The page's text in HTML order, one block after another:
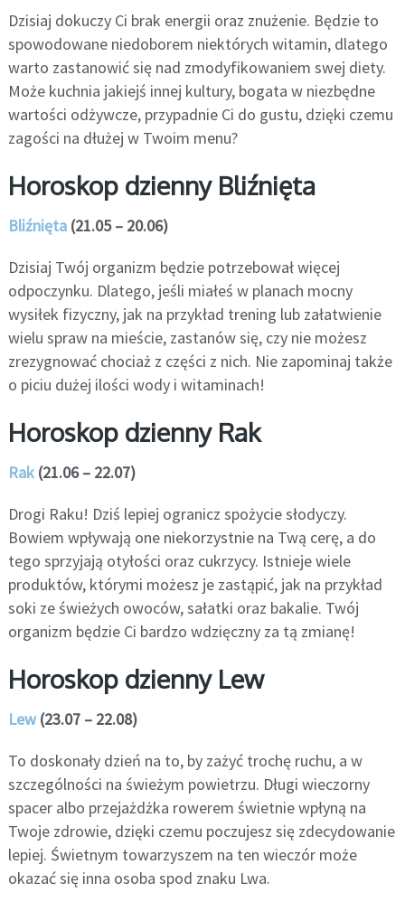
Dzisiaj dokuczy Ci brak energii oraz znużenie. Będzie to
spowodowane niedoborem niektórych witamin, dlatego
warto zastanowić się nad zmodyfikowaniem swej diety.
Może kuchnia jakiejś innej kultury, bogata w niezbędne
wartości odżywcze, przypadnie Ci do gustu, dzięki czemu
zagości na dłużej w Twoim menu?
Horoskop dzienny Bliźnięta
Bliźnięta(21.05 – 20.06)
Dzisiaj Twój organizm będzie potrzebował więcej
odpoczynku. Dlatego, jeśli miałeś w planach mocny
wysiłek fizyczny, jak na przykład trening lub załatwienie
wielu spraw na mieście, zastanów się, czy nie możesz
zrezygnować chociaż z części z nich. Nie zapominaj także
o piciu dużej ilości wody i witaminach!
Horoskop dzienny Rak
Rak(21.06 – 22.07)
Drogi Raku! Dziś lepiej ogranicz spożycie słodyczy.
Bowiem wpływają one niekorzystnie na Twą cerę, a do
tego sprzyjają otyłości oraz cukrzycy. Istnieje wiele
produktów, którymi możesz je zastąpić, jak na przykład
soki ze świeżych owoców, sałatki oraz bakalie. Twój
organizm będzie Ci bardzo wdzięczny za tą zmianę!
Horoskop dzienny Lew
Lew(23.07 – 22.08)
To doskonały dzień na to, by zażyć trochę ruchu, a w
szczególności na świeżym powietrzu. Długi wieczorny
spacer albo przejażdżka rowerem świetnie wpłyną na
Twoje zdrowie, dzięki czemu poczujesz się zdecydowanie
lepiej. Świetnym towarzyszem na ten wieczór może
okazać się inna osoba spod znaku Lwa.